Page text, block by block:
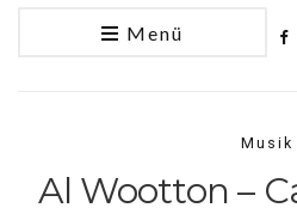
Menü
Musik
Al Wootton –